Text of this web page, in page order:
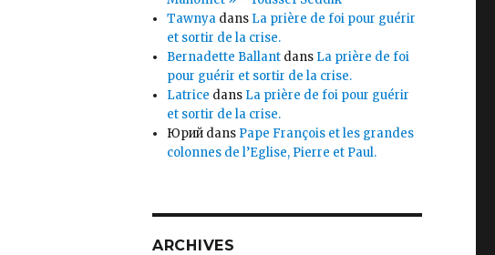
Tawnya dans La prière de foi pour guérir
et sortir de la crise.
Bernadette Ballant dans La prière de foi
pour guérir et sortir de la crise.
Latrice dans La prière de foi pour guérir
et sortir de la crise.
Юрий dans Pape François et les grandes
colonnes de l’Eglise, Pierre et Paul.
ARCHIVES